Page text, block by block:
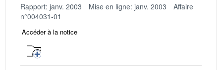
Rapport: janv. 2003 Mise en ligne: janv. 2003
Affaire
n°004031-01
Accéder à la notice